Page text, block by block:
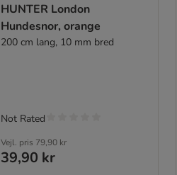
HUNTER London
Hundesnor, orange
200 cm lang, 10 mm bred
Vejl. pris 79,90 kr
39,90 kr
Not Rated